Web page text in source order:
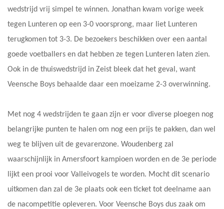
wedstrijd vrij simpel te winnen. Jonathan kwam vorige week
tegen Lunteren op een 3-0 voorsprong, maar liet Lunteren
terugkomen tot 3-3. De bezoekers beschikken over een aantal
goede voetballers en dat hebben ze tegen Lunteren laten zien.
Ook in de thuiswedstrijd in Zeist bleek dat het geval, want
Veensche Boys behaalde daar een moeizame 2-3 overwinning.
Met nog 4 wedstrijden te gaan zijn er voor diverse ploegen nog
belangrijke punten te halen om nog een prijs te pakken, dan wel
weg te blijven uit de gevarenzone. Woudenberg zal
waarschijnlijk in Amersfoort kampioen worden en de 3e periode
lijkt een prooi voor Valleivogels te worden. Mocht dit scenario
uitkomen dan zal de 3e plaats ook een ticket tot deelname aan
de nacompetitie opleveren. Voor Veensche Boys dus zaak om